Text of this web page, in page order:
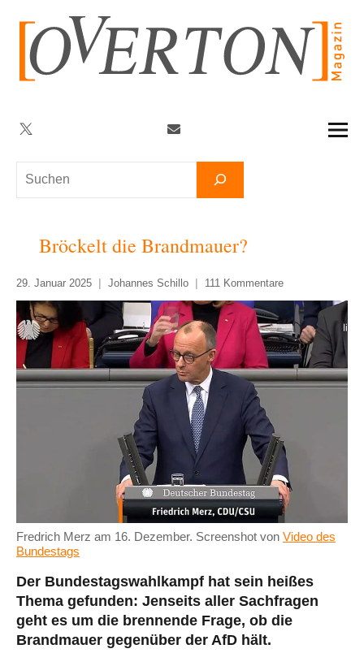
springen
Suchen
Twitter
Bröckelt die Brandmauer?
29. Januar 2025 Johannes Schillo 111 Kommentare
Fredrich Merz am 16. Dezember. Screenshot von Video des
Bundestags
Der Bundestagswahlkampf hat sein heißes
Thema gefunden: Jenseits aller Sachfragen
geht es um die brennende Frage, ob die
Brandmauer gegenüber der AfD hält.